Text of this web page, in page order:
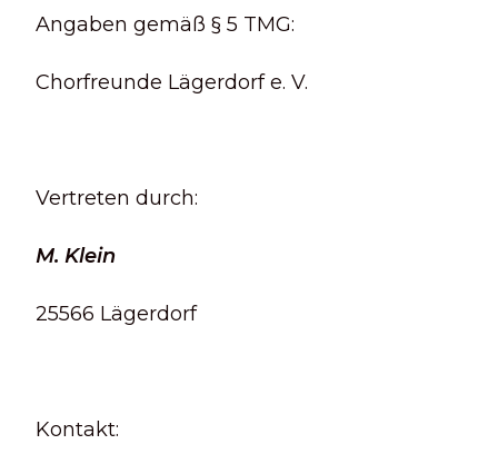
Angaben gemäß § 5 TMG:
Chorfreunde Lägerdorf e. V.
Vertreten durch:
M. Klein
25566 Lägerdorf
Kontakt: